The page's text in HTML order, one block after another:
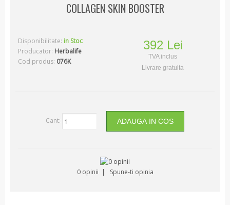
Nutritie specifica
Digestie si Detoxifiere
Sanatatea Oaselor
COLLAGEN SKIN BOOSTER
392 Lei
TVA inclus
Livrare gratuita
Disponibilitate: in Stoc
Producator: Herbalife
Cod produs: 076K
Cant:
0 opinii | Spune-ti opinia